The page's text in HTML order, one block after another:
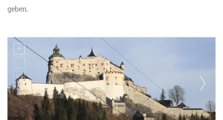
geben.